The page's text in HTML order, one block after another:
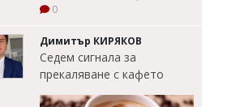
0
Димитър КИРЯКОВ
Седем сигнала за
прекаляване с кафето